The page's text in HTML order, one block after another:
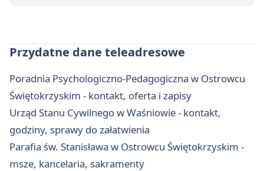
Przydatne dane teleadresowe
Poradnia Psychologiczno-Pedagogiczna w Ostrowcu
Świętokrzyskim - kontakt, oferta i zapisy
Urząd Stanu Cywilnego w Waśniowie - kontakt,
godziny, sprawy do załatwienia
Parafia św. Stanisława w Ostrowcu Świętokrzyskim -
msze, kancelaria, sakramenty